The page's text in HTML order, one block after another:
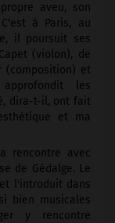
aveu, son
à Paris, au
il poursuit ses
(violon), de
(composition) et
les
dira-t-il, ont fait
et ma
rencontre avec
de Gédalge. Le
l'introduit dans
bien musicales
y rencontre